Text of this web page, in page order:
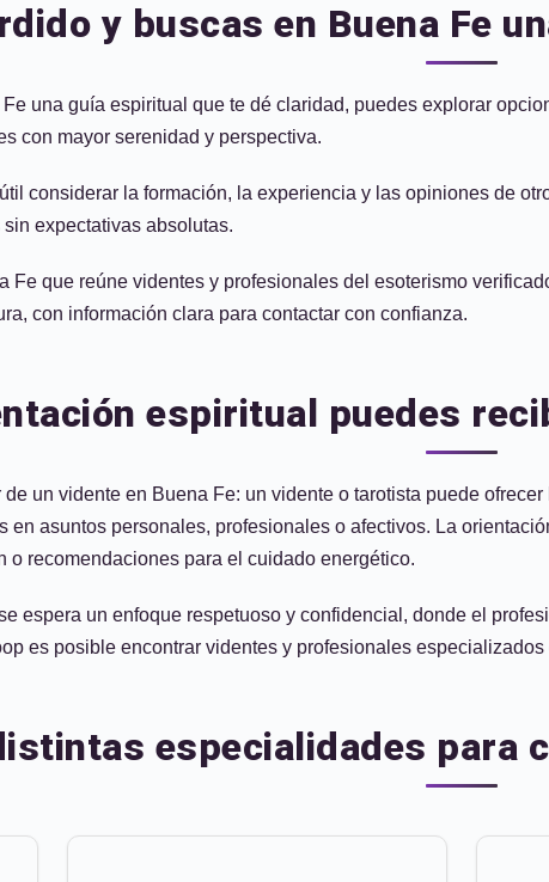
y buscas en Buena Fe
una guía espiritual que te dé claridad, puedes explorar
con mayor serenidad y perspectiva.
considerar la formación, la experiencia y las opiniones de
expectativas absolutas.
Fe que reúne videntes y profesionales del esoterismo
con información clara para contactar con confianza.
espiritual puedes
un vidente en Buena Fe: un vidente o tarotista puede
asuntos personales, profesionales o afectivos. La
recomendaciones para el cuidado energético.
espera un enfoque respetuoso y confidencial, donde el
es posible encontrar videntes y profesionales
especialidades para